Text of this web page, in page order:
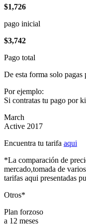
$1,726
pago inicial
$3,742
Pago total
De esta forma solo
Por ejemplo:
Si contratas tu pago por
March
Active 2017
Encuentra tu tarifa aqui
*La comparación de
mercado,tomada de
tarifas aqui presentadas
Otros*
Plan forzoso
a 12 meses